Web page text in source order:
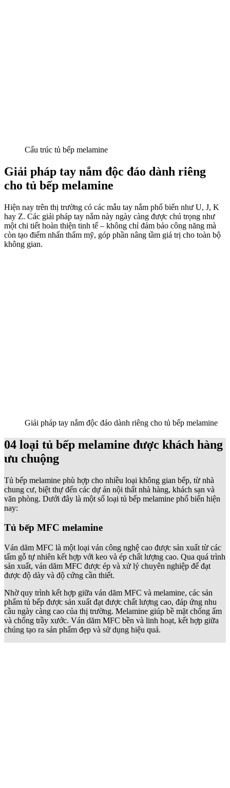
Cấu trúc tủ bếp melamine
Giải pháp tay nắm độc đáo dành riêng
cho tủ bếp melamine
Hiện nay trên thị trường có các mẫu tay nắm phổ biến như U, J, K
hay Z. Các giải pháp tay nắm này ngày càng được chú trọng như
một chi tiết hoàn thiện tinh tế – không chỉ đảm bảo công năng mà
còn tạo điểm nhấn thẩm mỹ, góp phần nâng tầm giá trị cho toàn bộ
không gian.
Giải pháp tay nắm độc đáo dành riêng cho tủ bếp melamine
04 loại tủ bếp melamine được khách hàng
ưu chuộng
Tủ bếp melamine phù hợp cho nhiều loại không gian bếp, từ nhà
chung cư, biệt thự đến các dự án nội thất nhà hàng, khách sạn và
văn phòng. Dưới đây là một số loại tủ bếp melamine phổ biến hiện
nay:
Tủ bếp MFC melamine
Ván dăm MFC là một loại ván công nghệ cao được sản xuất từ các
tấm gỗ tự nhiên kết hợp với keo và ép chất lượng cao. Qua quá trình
sản xuất, ván dăm MFC được ép và xử lý chuyên nghiệp để đạt
được độ dày và độ cứng cần thiết.
Nhờ quy trình kết hợp giữa ván dăm MFC và melamine, các sản
phẩm tủ bếp được sản xuất đạt được chất lượng cao, đáp ứng nhu
cầu ngày càng cao của thị trường. Melamine giúp bề mặt chống ẩm
và chống trầy xước. Ván dăm MFC bền và linh hoạt, kết hợp giữa
chúng tạo ra sản phẩm đẹp và sử dụng hiệu quả.